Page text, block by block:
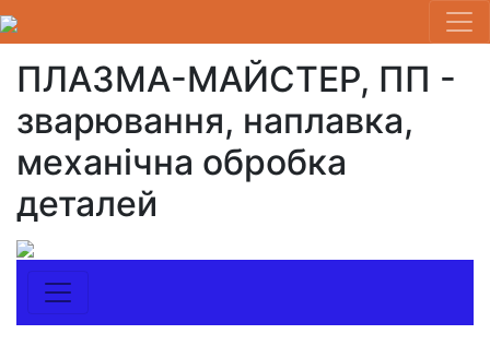
ПЛАЗМА-МАЙСТЕР, ПП -
зварювання, наплавка,
механічна обробка
деталей